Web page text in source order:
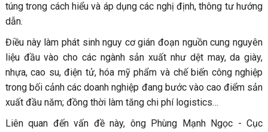
túng trong cách hiểu và áp dụng các nghị định, thông tư hướng
dẫn.
Điều này làm phát sinh nguy cơ gián đoạn nguồn cung nguyên
liệu đầu vào cho các ngành sản xuất như dệt may, da giày,
nhựa, cao su, điện tử, hóa mỹ phẩm và chế biến công nghiệp
trong bối cảnh các doanh nghiệp đang bước vào cao điểm sản
xuất đầu năm; đồng thời làm tăng chi phí logistics…
Liên quan đến vấn đề này, ông Phùng Mạnh Ngọc - Cục